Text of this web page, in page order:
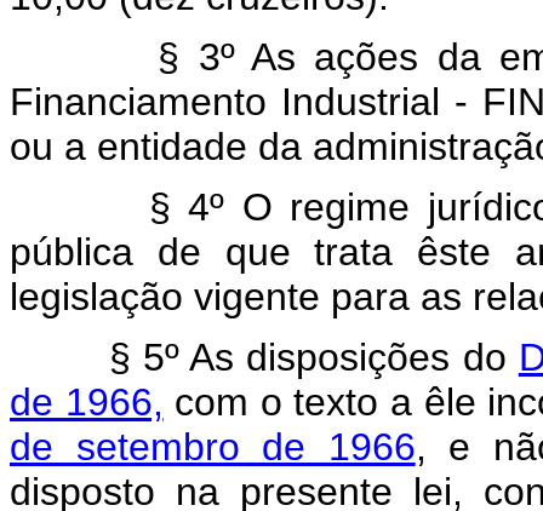
§ 3º As ações da
Financiamento Industrial -
ou a entidade da
§ 4º O regime jurídico
pública de que trata êste
legislação vigente para as
§ 5º As disposições do
de 1966, com o texto a êle
de setembro de 1966, e
disposto na presente lei,